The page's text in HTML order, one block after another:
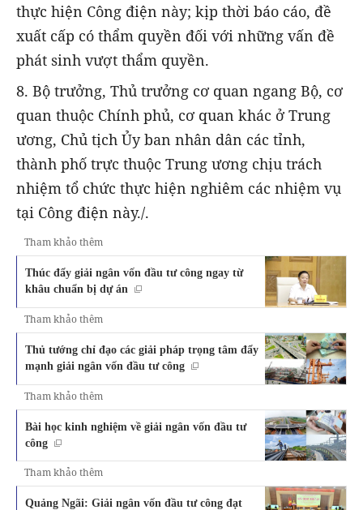
thực hiện Công điện này; kịp thời báo cáo, đề
xuất cấp có thẩm quyền đối với những vấn đề
phát sinh vượt thẩm quyền.
8. Bộ trưởng, Thủ trưởng cơ quan ngang Bộ, cơ
quan thuộc Chính phủ, cơ quan khác ở Trung
ương, Chủ tịch Ủy ban nhân dân các tỉnh,
thành phố trực thuộc Trung ương chịu trách
nhiệm tổ chức thực hiện nghiêm các nhiệm vụ
tại Công điện này./.
Tham khảo thêm
Thúc đẩy giải ngân vốn đầu tư công ngay từ
khâu chuẩn bị dự án
Tham khảo thêm
Thủ tướng chỉ đạo các giải pháp trọng tâm đẩy
mạnh giải ngân vốn đầu tư công
Tham khảo thêm
Bài học kinh nghiệm về giải ngân vốn đầu tư
công
Tham khảo thêm
Quảng Ngãi: Giải ngân vốn đầu tư công đạt